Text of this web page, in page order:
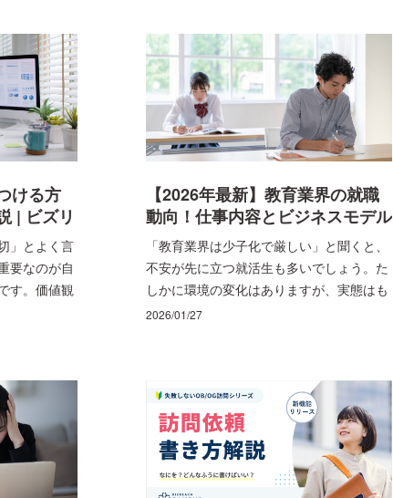
選抜コミュ
的に解説し
ける方
| ビズリ
」とよく言
要なのが自
す。価値観
たいのか
が生まれに
もそも就活
整理した上
由や、自己
な方法など
【2026年最新】教育業界の就職
動向！仕事内容とビジネスモデル
を解説 | ビズリーチ・キャンパス
「教育業界は少子化で厳しい」と聞くと、
不安が先に立つ就活生も多いでしょう。た
しかに環境の変化はありますが、実態はも
う少し複雑です。学習塾や通信教育といっ
長など、成長の軸は複数に広がっていま
す。大切なのは、「教育に関わりたい」と
いう気持ちを、どの領域で、どんな役割と
して実現したいのかを具体化することで
す。 この記事では、教育業界をひとつの言
葉でまとめずに、全体像と最近の動き、サ
2026/01/27